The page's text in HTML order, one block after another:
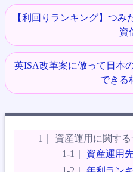
【利回りランキング】つ
資
英ISA改革案に倣って日本
できる
資産運用に関する
資産運用